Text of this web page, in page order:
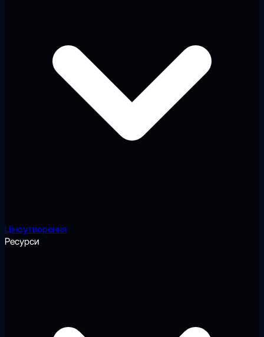
Ціноутворення
Ресурси